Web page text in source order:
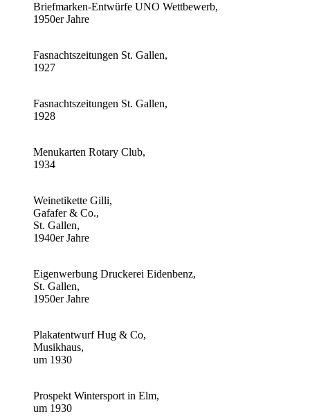
Briefmarken-Entwürfe UNO Wettbewerb,
1950er Jahre
Fasnachtszeitungen St. Gallen,
1927
Fasnachtszeitungen St. Gallen,
1928
Menukarten Rotary Club,
1934
Weinetikette Gilli,
Gafafer & Co.,
St. Gallen,
1940er Jahre
Eigenwerbung Druckerei Eidenbenz,
St. Gallen,
1950er Jahre
Plakatentwurf Hug & Co,
Musikhaus,
um 1930
Prospekt Wintersport in Elm,
um 1930